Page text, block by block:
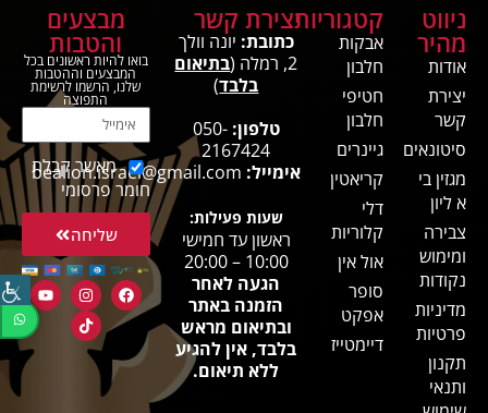
ניווט
מהיר
אודות
יצירת
קשר
סיטונאים
מגזין בי
א ליון
צבירה
ומימוש
נקודות
מדיניות
פרטיות
תקנון
ותנאי
קטגוריות
אבקות
חלבון
חטיפי
חלבון
גיינרים
קריאטין
דלי
קלוריות
אול אין
סופר
אפקט
דיימטייז
יצירת קשר
כתובת: יונה וולך
2, רמלה (
בתיאום
בלבד)
טלפון: 050-
2167424
אימייל: bealion.israel@gmail.com
שעות פעילות:
ראשון עד חמישי
10:00 – 20:00
הגעה לאחר
הזמנה באתר
ובתיאום מראש
בלבד, אין להגיע
ללא תיאום.
מבצעים
והטבות
בואו להיות ראשונים בכל
המבצעים וההטבות
שלנו, הרשמו לרשימת
התפוצה
מאשר קבלת
חומר פרסומי
שליחה